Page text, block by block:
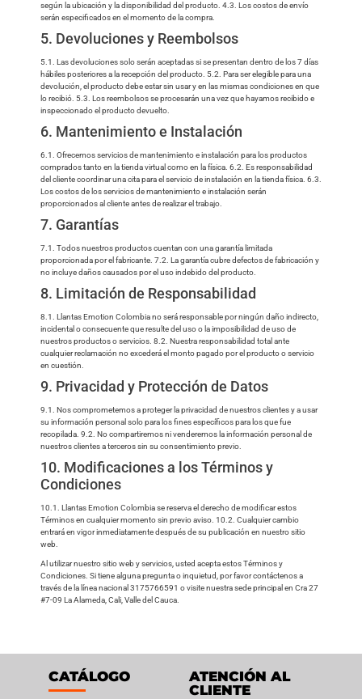
según la ubicación y la disponibilidad del producto. 4.3. Los costos de envío
serán especificados en el momento de la compra.
5. Devoluciones y Reembolsos
5.1. Las devoluciones solo serán aceptadas si se presentan dentro de los 7 días
hábiles posteriores a la recepción del producto. 5.2. Para ser elegible para una
devolución, el producto debe estar sin usar y en las mismas condiciones en que
lo recibió. 5.3. Los reembolsos se procesarán una vez que hayamos recibido e
inspeccionado el producto devuelto.
6. Mantenimiento e Instalación
6.1. Ofrecemos servicios de mantenimiento e instalación para los productos
comprados tanto en la tienda virtual como en la física. 6.2. Es responsabilidad
del cliente coordinar una cita para el servicio de instalación en la tienda física. 6.3.
Los costos de los servicios de mantenimiento e instalación serán
proporcionados al cliente antes de realizar el trabajo.
7. Garantías
7.1. Todos nuestros productos cuentan con una garantía limitada
proporcionada por el fabricante. 7.2. La garantía cubre defectos de fabricación y
no incluye daños causados por el uso indebido del producto.
8. Limitación de Responsabilidad
8.1. Llantas Emotion Colombia no será responsable por ningún daño indirecto,
incidental o consecuente que resulte del uso o la imposibilidad de uso de
nuestros productos o servicios. 8.2. Nuestra responsabilidad total ante
cualquier reclamación no excederá el monto pagado por el producto o servicio
en cuestión.
9. Privacidad y Protección de Datos
9.1. Nos comprometemos a proteger la privacidad de nuestros clientes y a usar
su información personal solo para los fines específicos para los que fue
recopilada. 9.2. No compartiremos ni venderemos la información personal de
nuestros clientes a terceros sin su consentimiento previo.
10. Modificaciones a los Términos y
Condiciones
10.1. Llantas Emotion Colombia se reserva el derecho de modificar estos
Términos en cualquier momento sin previo aviso. 10.2. Cualquier cambio
entrará en vigor inmediatamente después de su publicación en nuestro sitio
web.
Al utilizar nuestro sitio web y servicios, usted acepta estos Términos y
Condiciones. Si tiene alguna pregunta o inquietud, por favor contáctenos a
través de la línea nacional 3175766591 o visite nuestra sede principal en Cra 27
#7-09 La Alameda, Cali, Valle del Cauca.
CATÁLOGO
ATENCIÓN AL
CLIENTE